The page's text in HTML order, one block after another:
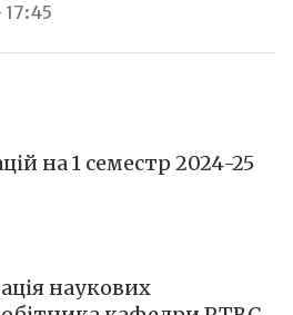
17:45
на 1 семестр 2024-25
наукових